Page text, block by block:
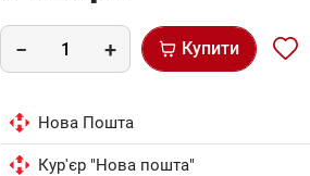
Купити
Нова Пошта
Кур'єр "Нова пошта"